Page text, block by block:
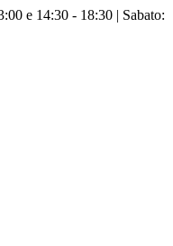
e 14:30 - 18:30 | Sabato: